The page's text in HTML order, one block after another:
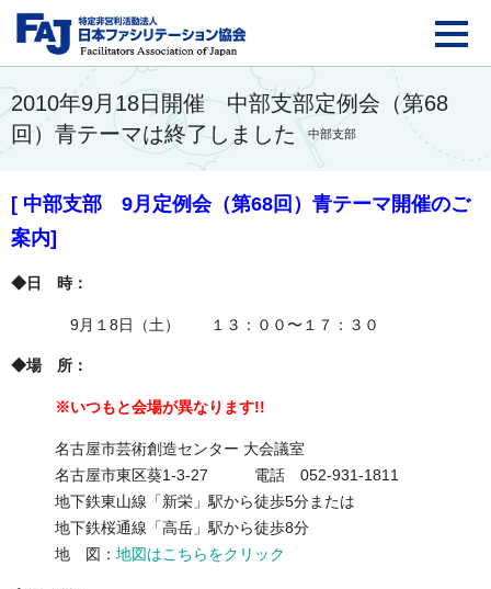
FAJ：特定非営利活動
2010年9月18日開催 中部支部定例会（第68
回）青テーマは終了しました
中部支部
[ 中部支部 9月定例会（第68回）青テーマ開催のご
案内]
◆日 時：
9月１8日（土） １３：００〜１７：３０
◆場 所 ：
※いつもと会場が異なります!!
名古屋市芸術創造センター 大会議室
名古屋市東区葵1-3-27 電話 052-931-1811
地下鉄東山線「新栄」駅から徒歩5分または
地下鉄桜通線「高岳」駅から徒歩8分
地 図： 地図はこちらをクリック